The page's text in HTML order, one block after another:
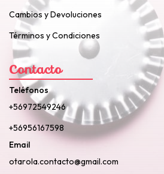
Cambios y Devoluciones
Términos y Condiciones
Contacto
Teléfonos
+56972549246
+56956167598
Email
otarola.contacto@gmail.com